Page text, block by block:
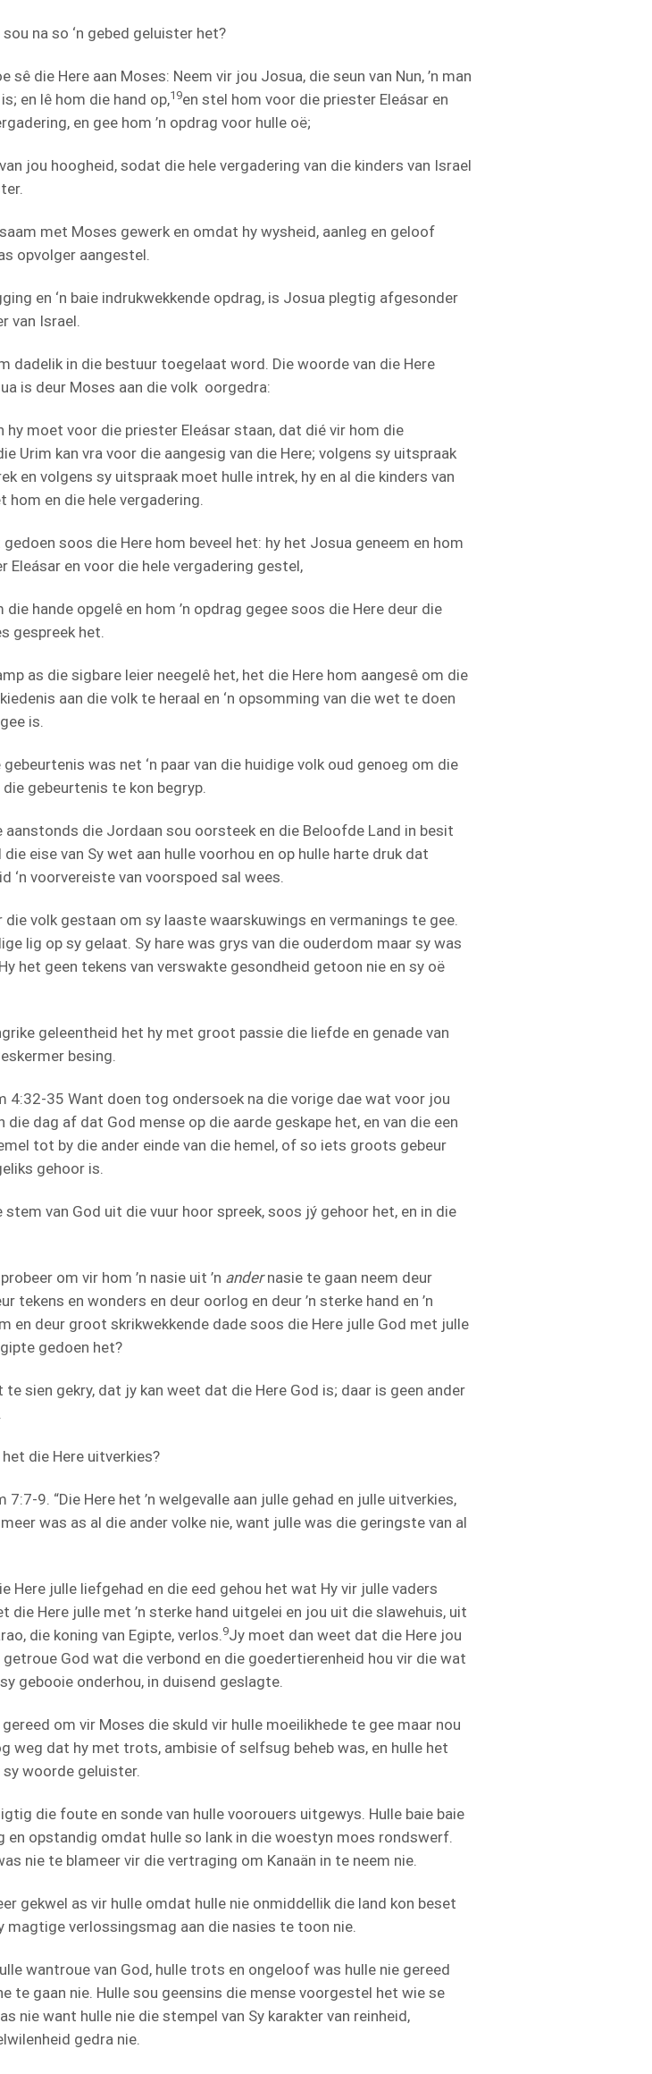
sou na so ‘n gebed geluister het?
sê die Here aan Moses: Neem vir jou Josua, die seun van Nun, ’n man
en lê hom die hand op,19en stel hom voor die priester Eleásar en
en gee hom ’n opdrag voor hulle oë;
jou hoogheid, sodat die hele vergadering van die kinders van Israel
met Moses gewerk en omdat hy wysheid, aanleg en geloof
opvolger aangestel.
en ‘n baie indrukwekkende opdrag, is Josua plegtig afgesonder
van Israel.
dadelik in die bestuur toegelaat word. Die woorde van die Here
is deur Moses aan die volk oorgedra:
hy moet voor die priester Eleásar staan, dat dié vir hom die
Urim kan vra voor die aangesig van die Here; volgens sy uitspraak
en volgens sy uitspraak moet hulle intrek, hy en al die kinders van
hom en die hele vergadering.
gedoen soos die Here hom beveel het: hy het Josua geneem en hom
Eleásar en voor die hele vergadering gestel,
die hande opgelê en hom ’n opdrag gegee soos die Here deur die
gespreek het.
as die sigbare leier neegelê het, het die Here hom aangesê om die
aan die volk te heraal en ‘n opsomming van die wet te doen
is.
was net ‘n paar van die huidige volk oud genoeg om die
gebeurtenis te kon begryp.
aanstonds die Jordaan sou oorsteek en die Beloofde Land in besit
die eise van Sy wet aan hulle voorhou en op hulle harte druk dat
‘n voorvereiste van voorspoed sal wees.
die volk gestaan om sy laaste waarskuwings en vermanings te gee.
lig op sy gelaat. Sy hare was grys van die ouderdom maar sy was
het geen tekens van verswakte gesondheid getoon nie en sy oë
geleentheid het hy met groot passie die liefde en genade van
besing.
4:32-35 Want doen tog ondersoek na die vorige dae wat voor jou
die dag af dat God mense op die aarde geskape het, en van die een
tot by die ander einde van die hemel, of so iets groots gebeur
gehoor is.
stem van God uit die vuur hoor spreek, soos jý gehoor het, en in die
om vir hom ’n nasie uit ’n andernasie te gaan neem deur
tekens en wonders en deur oorlog en deur ’n sterke hand en ’n
en deur groot skrikwekkende dade soos die Here julle God met julle
gedoen het?
sien gekry, dat jy kan weet dat die Here God is; daar is geen ander
die Here uitverkies?
7:7-9. “ Die Here het ’n welgevalle aan julle gehad en julle uitverkies,
was as al die ander volke nie, want julle was die geringste van al
Here julle liefgehad en die eed gehou het wat Hy vir julle vaders
die Here julle met ’n sterke hand uitgelei en jou uit die slawehuis, uit
die koning van Egipte, verlos.9Jy moet dan weet dat die Here jou
getroue God wat die verbond en die goedertierenheid hou vir die wat
gebooie onderhou, in duisend geslagte.
om vir Moses die skuld vir hulle moeilikhede te gee maar nou
weg dat hy met trots, ambisie of selfsug beheb was, en hulle het
woorde geluister.
die foute en sonde van hulle voorouers uitgewys. Hulle baie baie
en opstandig omdat hulle so lank in die woestyn moes rondswerf.
nie te blameer vir die vertraging om Kanaän in te neem nie.
gekwel as vir hulle omdat hulle nie onmiddellik die land kon beset
magtige verlossingsmag aan die nasies te toon nie.
wantroue van God, hulle trots en ongeloof was hulle nie gereed
te gaan nie. Hulle sou geensins die mense voorgestel het wie se
nie want hulle nie die stempel van Sy karakter van reinheid,
gedra nie.